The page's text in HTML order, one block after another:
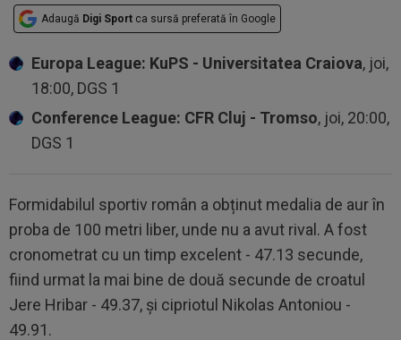
Adaugă Digi Sport ca sursă preferată în Google
Europa League: KuPS - Universitatea Craiova, joi,
18:00, DGS 1
Conference League: CFR Cluj - Tromso, joi, 20:00,
DGS 1
Formidabilul sportiv român a obținut medalia de aur în
proba de 100 metri liber, unde nu a avut rival. A fost
cronometrat cu un timp excelent - 47.13 secunde,
fiind urmat la mai bine de două secunde de croatul
Jere Hribar - 49.37, și cipriotul Nikolas Antoniou -
49.91.